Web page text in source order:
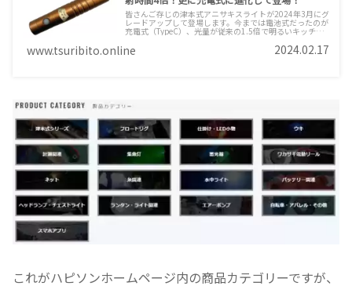
皆さんご存じの津本式アニサキスライトが2024年3月にグ
レードアップして登場します。今までは電池式だったのが
充電式（TypeC）、光量が従来の1.5倍で明るいキッチン
間の使用が可能となりました。もちろん防水性にも優れて
いるので水回りでの使用も安心です。刺身が安心に！
www.tsuribito.online 2024.02.17
これがハピソンホームページ内の商品カテゴリーですが、